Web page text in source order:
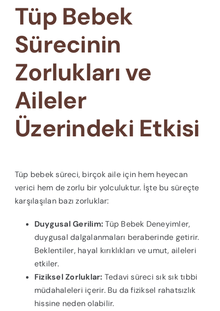
Tüp Bebek
Sürecinin
Zorlukları ve
Aileler
Üzerindeki Etkisi
Tüp bebek süreci, birçok aile için hem heyecan
verici hem de zorlu bir yolculuktur. İşte bu süreçte
karşılaşılan bazı zorluklar:
Duygusal Gerilim:Tüp Bebek Deneyimler,
duygusal dalgalanmaları beraberinde getirir.
Beklentiler, hayal kırıklıkları ve umut, aileleri
etkiler.
Fiziksel Zorluklar: Tedavi süreci sık sık tıbbi
müdahaleleri içerir. Bu da fiziksel rahatsızlık
hissine neden olabilir.